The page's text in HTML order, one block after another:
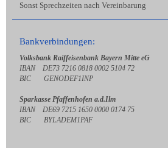
Sonst Sprechzeiten nach Vereinbarung
Bankverbindungen:
Volksbank Raiffeisenbank Bayern Mitte eG
IBAN DE73 7216 0818 0002 5104 72
BIC GENODEF1INP
Sparkasse Pfaffenhofen a.d.Ilm
IBAN DE69 7215 1650 0000 0174 75
BIC BYLADEM1PAF